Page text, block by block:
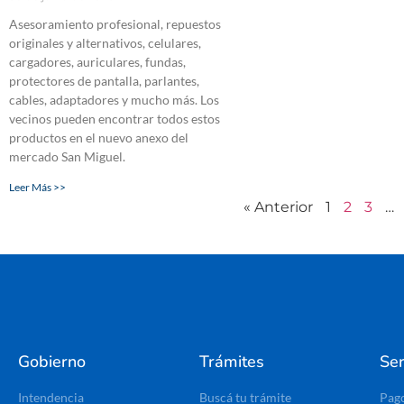
Asesoramiento profesional, repuestos
originales y alternativos, celulares,
cargadores, auriculares, fundas,
protectores de pantalla, parlantes,
cables, adaptadores y mucho más. Los
vecinos pueden encontrar todos estos
productos en el nuevo anexo del
mercado San Miguel.
Leer Más >>
« Anterior 1 2 3 …
Gobierno
Intendencia
Trámites
Buscá tu trámite